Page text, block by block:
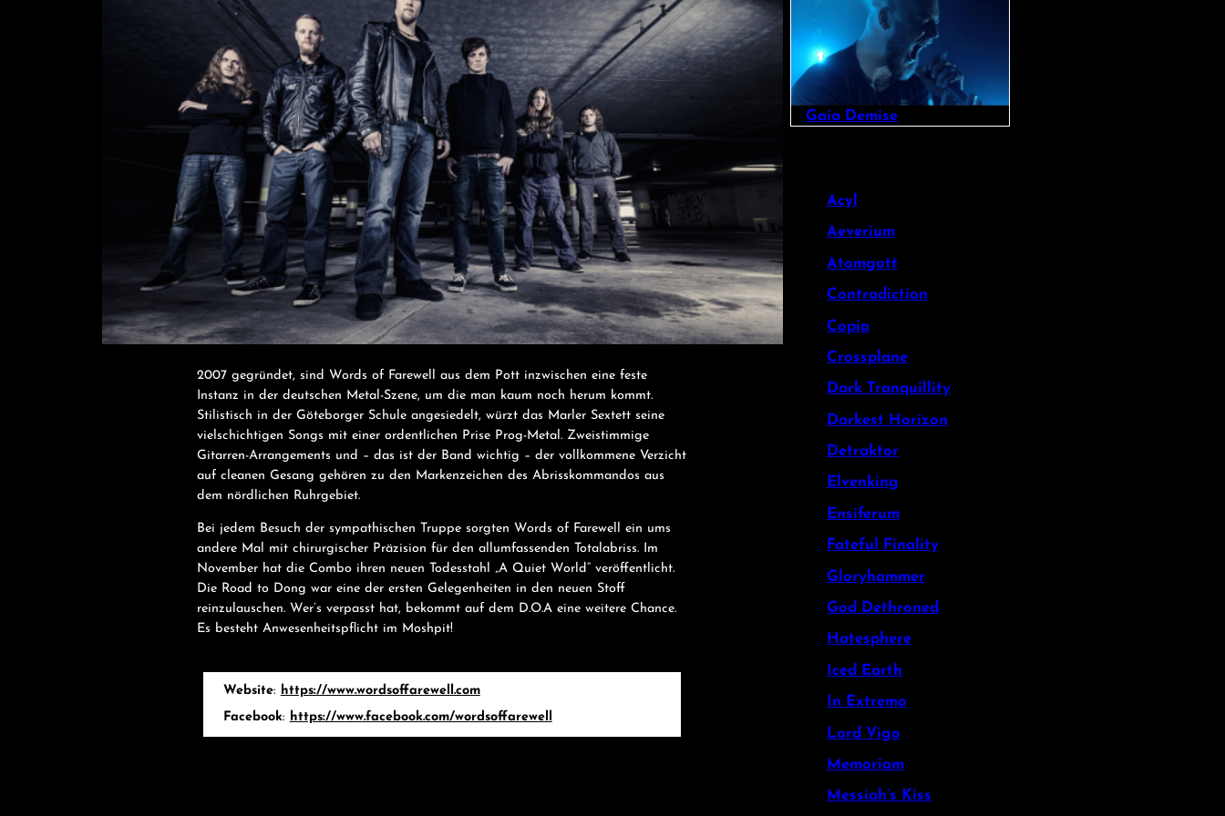
2007 gegründet, sind Words of Farewell aus dem Pott inzwischen eine feste
Instanz in der deutschen Metal-Szene, um die man kaum noch herum kommt.
Stilistisch in der Göteborger Schule angesiedelt, würzt das Marler Sextett seine
vielschichtigen Songs mit einer ordentlichen Prise Prog-Metal. Zweistimmige
Gitarren-Arrangements und – das ist der Band wichtig – der vollkommene Verzicht
auf cleanen Gesang gehören zu den Markenzeichen des Abrisskommandos aus
dem nördlichen Ruhrgebiet.
Bei jedem Besuch der sympathischen Truppe sorgten Words of Farewell ein ums
andere Mal mit chirurgischer Präzision für den allumfassenden Totalabriss. Im
November hat die Combo ihren neuen Todesstahl „A Quiet World“ veröffentlicht.
Die Road to Dong war eine der ersten Gelegenheiten in den neuen Stoff
reinzulauschen. Wer’s verpasst hat, bekommt auf dem D.O.A eine weitere Chance.
Es besteht Anwesenheitspflicht im Moshpit!
Website: https://www.wordsoffarewell.com
Facebook: https://www.facebook.com/wordsoffarewell
Gaia Demise
Acyl
Aeverium
Atomgott
Contradiction
Copia
Crossplane
Dark Tranquillity
Darkest Horizon
Detraktor
Elvenking
Ensiferum
Fateful Finality
Gloryhammer
God Dethroned
Hatesphere
Iced Earth
In Extremo
Lord Vigo
Memoriam
Messiah’s Kiss